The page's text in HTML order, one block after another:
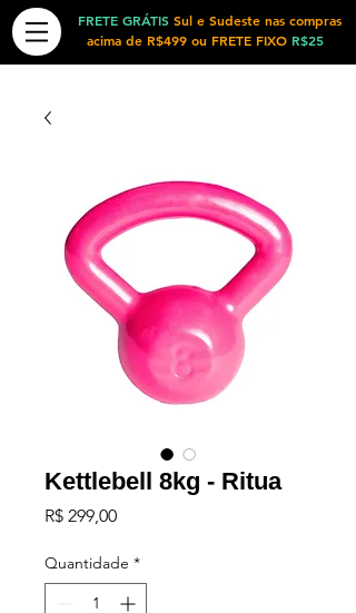
FRETE GRÁTISSul e Sudeste nas compras
acima de R$499 ou FRETE FIXO R$25
Kettlebell 8kg - Ritua
R$ 299,00Preço
Quantidade *